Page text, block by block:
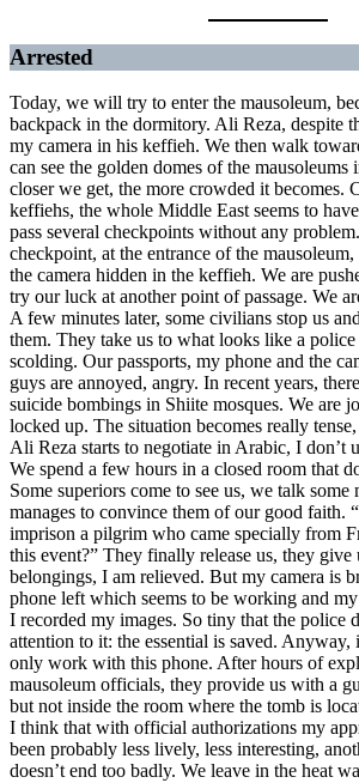
Arrested
Today, we will try to enter the mausoleum,
backpack in the dormitory. Ali Reza, despite
my camera in his keffieh. We then walk
can see the golden domes of the mausoleums
closer we get, the more crowded it becomes.
keffiehs, the whole Middle East seems to
pass several checkpoints without any
checkpoint, at the entrance of the
the camera hidden in the keffieh. We are
try our luck at another point of passage. We
A few minutes later, some civilians stop us
them. They take us to what looks like a police
scolding. Our passports, my phone and the
guys are annoyed, angry. In recent years,
suicide bombings in Shiite mosques. We are
locked up. The situation becomes really
Ali Reza starts to negotiate in Arabic, I don’t
We spend a few hours in a closed room that
Some superiors come to see us, we talk
manages to convince them of our good faith.
imprison a pilgrim who came specially from
this event?” They finally release us, they give
belongings, I am relieved. But my camera is
phone left which seems to be working and
I recorded my images. So tiny that the police
attention to it: the essential is saved. Anyway,
only work with this phone. After hours of
mausoleum officials, they provide us with a
but not inside the room where the tomb is
I think that with official authorizations my
been probably less lively, less interesting,
doesn’t end too badly. We leave in the heat